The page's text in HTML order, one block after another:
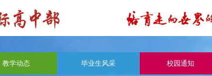
教学动态 毕业生风采 校园通知